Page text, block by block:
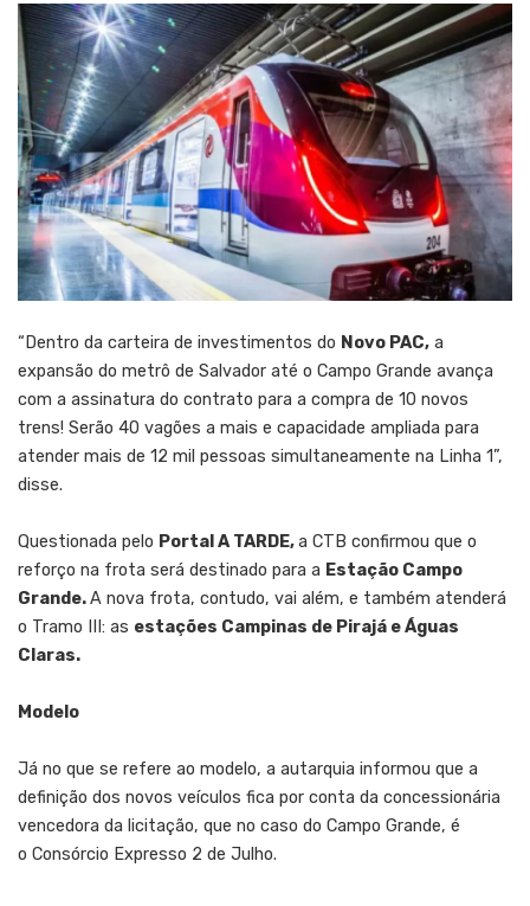
“Dentro da carteira de investimentos do Novo PAC, a
expansão do metrô de Salvador até o Campo Grande avança
com a assinatura do contrato para a compra de 10 novos
trens! Serão 40 vagões a mais e capacidade ampliada para
atender mais de 12 mil pessoas simultaneamente na Linha 1”,
disse.
Questionada pelo Portal A TARDE,a CTB confirmou que o
reforço na frota será destinado para a Estação Campo
Grande.A nova frota, contudo, vai além, e também atenderá
o Tramo III: as estações Campinas de Pirajá e Águas
Claras.
Modelo
Já no que se refere ao modelo, a autarquia informou que a
definição dos novos veículos fica por conta da concessionária
vencedora da licitação, que no caso do Campo Grande, é
o Consórcio Expresso 2 de Julho.